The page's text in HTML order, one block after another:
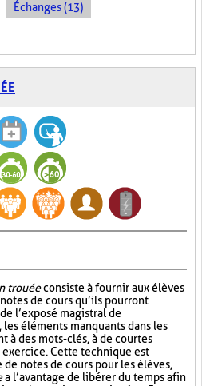
Échanges (13)
trouéeconsiste à fournir aux élèves
de cours qu’ils pourront
l’exposé magistral de
éléments manquants dans les
à des mots-clés, à de courtes
exercice. Cette technique est
notes de cours pour les élèves,
a l’avantage de libérer du temps afin